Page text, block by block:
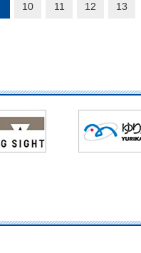
10 11 12 13